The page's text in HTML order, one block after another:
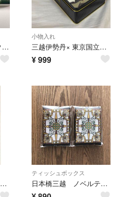
三越 ジュエリーボックス 2点セット ジュエリークロス 外箱付き
小物入れ
三越伊勢丹× 東京国立博物館 限定ギフト 三代目大谷鬼次の江戸兵衛 空き缶
¥999
【匿名発送】三越 ショッパー 紙袋 14枚
ティッシュボックス
日本橋三越 ノベルティ ティッシュケース 2個セット